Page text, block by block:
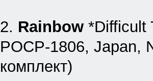
2. Rainbow *Difficult
‎POCP-1806, Japan,
комплект)